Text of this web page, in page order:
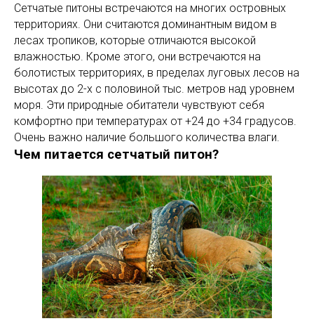
Сетчатые питоны встречаются на многих островных
территориях. Они считаются доминантным видом в
лесах тропиков, которые отличаются высокой
влажностью. Кроме этого, они встречаются на
болотистых территориях, в пределах луговых лесов на
высотах до 2-х с половиной тыс. метров над уровнем
моря. Эти природные обитатели чувствуют себя
комфортно при температурах от +24 до +34 градусов.
Очень важно наличие большого количества влаги.
Чем питается сетчатый питон?